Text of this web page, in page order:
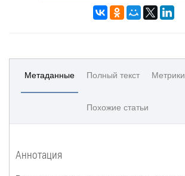
Метаданные Полный текст Метрики
Похожие статьи
Аннотация